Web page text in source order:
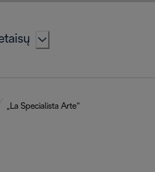
„La Specialista Arte“